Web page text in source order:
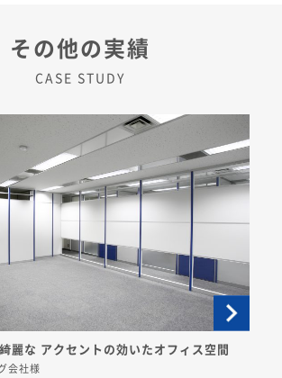
その他の実績
CASE STUDY
麗な アクセントの効いたオフィス空間
会社様